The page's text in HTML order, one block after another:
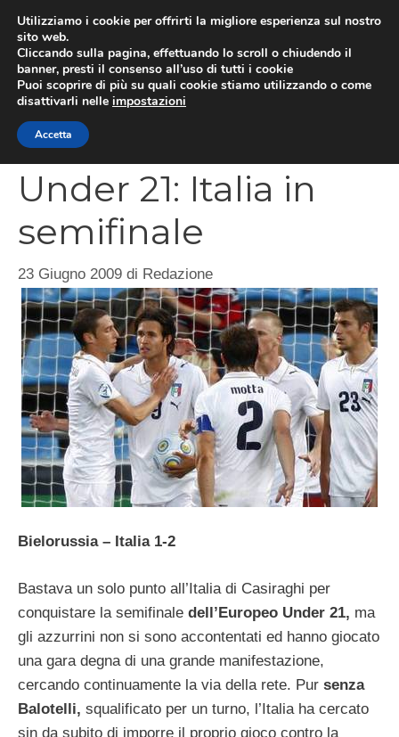
contenuto
Under 21: Italia in
semifinale
23 Giugno 2009 di Redazione
Bielorussia – Italia 1-2
Bastava un solo punto all’Italia di Casiraghi per
conquistare la semifinale dell’Europeo Under 21, ma
gli azzurrini non si sono accontentati ed hanno giocato
una gara degna di una grande manifestazione,
cercando continuamente la via della rete. Pur senza
Balotelli, squalificato per un turno, l’Italia ha cercato
sin da subito di imporre il proprio gioco contro la
Utilizziamo i cookie per offrirti la migliore esperienza sul nostro
sito web.
Cliccando sulla pagina, effettuando lo scroll o chiudendo il
banner, presti il consenso all’uso di tutti i cookie
Puoi scoprire di più su quali cookie stiamo utilizzando o come
disattivarli nelle impostazioni
Accetta